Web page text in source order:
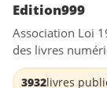
Edition999
Association Loi
des livres
3932livres